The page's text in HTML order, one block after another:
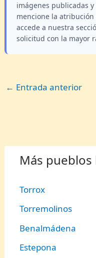
imágenes publicadas
mencione la
accede a nuestra
solicitud con la mayor
← Entrada anterior
Más
Torrox
Torremolinos
Benalmádena
Estepona